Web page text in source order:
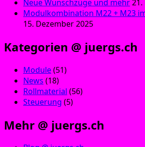
Neue Wunschzüge und mehr21.
Modulkombination M22 + M23
15. Dezember 2025
Kategorien @ juergs.ch
Module(51)
News (18)
Rollmaterial (56)
Steuerung (5)
Mehr @ juergs.ch